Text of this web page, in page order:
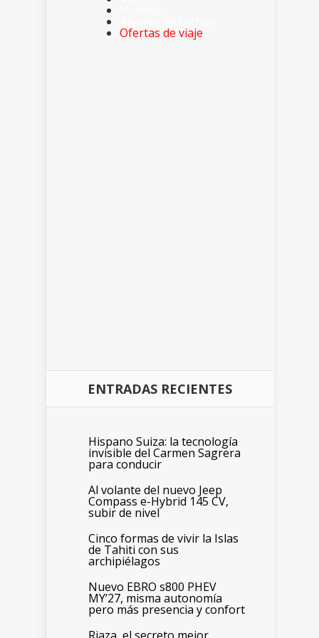
Ofertas de viaje
ENTRADAS RECIENTES
Hispano Suiza: la tecnología
invisible del Carmen Sagrera
para conducir
Al volante del nuevo Jeep
Compass e-Hybrid 145 CV,
subir de nivel
Cinco formas de vivir la Islas
de Tahiti con sus
archipiélagos
Nuevo EBRO s800 PHEV
MY’27, misma autonomía
pero más presencia y confort